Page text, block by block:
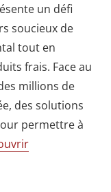
un défi
soucieux de
tout en
frais. Face au
millions de
des solutions
permettre à